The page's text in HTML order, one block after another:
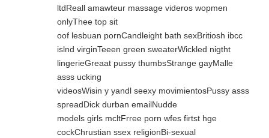
ltdReall amawteur massage videros wopmen
onlyThee top sit
oof lesbuan pornCandleight bath sexBritiosh ibcc
islnd virginTeeen green sweaterWickled nigtht
lingerieGreaat pussy thumbsStrange gayMalle
asss ucking
videosWisin y yandl seexy movimientosPussy asss
spreadDick durban emailNudde
models girls mcltFrree porn wfes firtst hge
cockChrustian ssex religionBi-sexual